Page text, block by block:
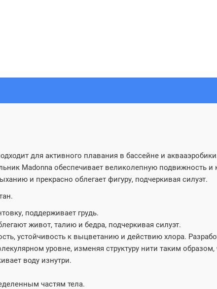
для активного плавания в бассейне и
Madonna обеспечивает великолепную подвижность и
и прекрасно облегает фигуру, подчеркивая силуэт.
поддерживает грудь.
живот, талию и бедра, подчеркивая силуэт.
устойчивость к выцветанию и действию хлора.
уровне, изменяя структуру нити таким
воду изнутри.
частям тела.